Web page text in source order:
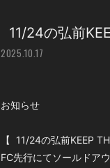
11/24の弘前
2025.10.17
お知らせ
【 11/24の弘前KEEP
FC先行にてソールドア